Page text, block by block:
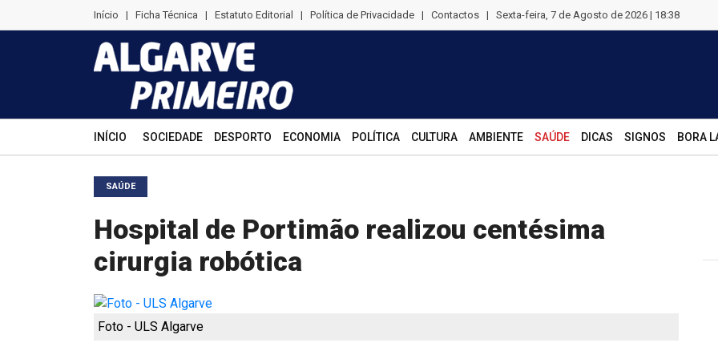
Início | Ficha Técnica | Estatuto Editorial | Política de Privacidade | Contactos | Sexta-feira, 7 de Agosto de 2026 | 18:38
INÍCIO SOCIEDADE DESPORTO ECONOMIA POLÍTICA CULTURA AMBIENTE SAÚDE DICAS SIGNOS BORA
SAÚDE
Hospital de Portimão realizou centésima
cirurgia robótica
Foto - ULS Algarve